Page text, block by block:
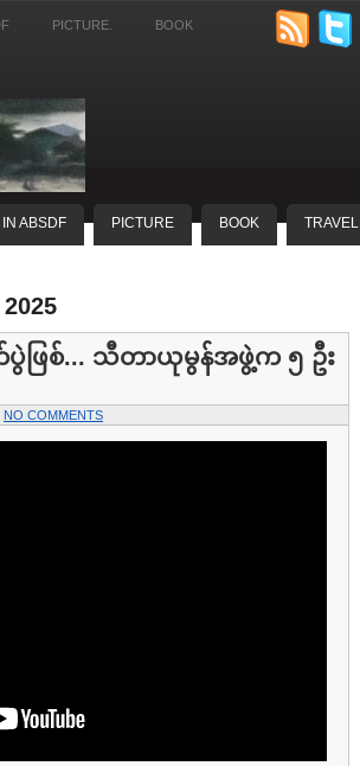
PICTURE. BOOK
IN ABSDF PICTURE BOOK TRAVEL
ဖြစ်... သီတာယုမွန်အဖွဲ့က ၅ ဦး
NO COMMENTS